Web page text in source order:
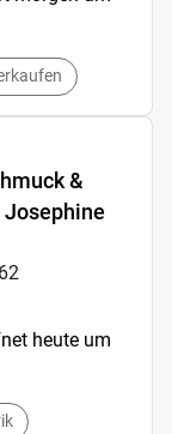
&
heute um